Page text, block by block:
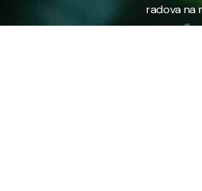
radova na